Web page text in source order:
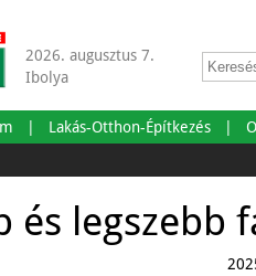
2026. augusztus 7.
Ibolya
Lakás-Otthon-Építkezés
és legszebb